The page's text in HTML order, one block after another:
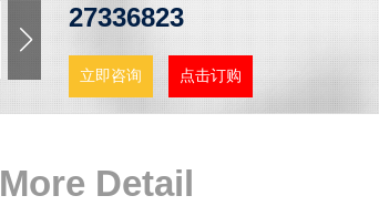
27336823
立即咨询 点击订购
More Detail